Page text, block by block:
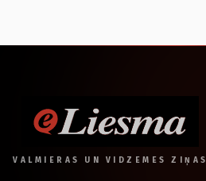
VALMIERAS UN VIDZEMES ZIŅAS